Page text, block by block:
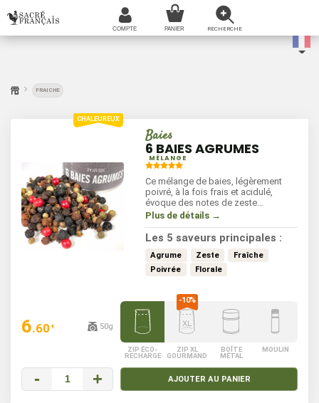
FRAICHE
Baies
6 BAIES AGRUMES
MÉLANGE
Ce mélange de baies, légèrement
poivré, à la fois frais et acidulé,
évoque des notes de zeste
d'agrumes et de fleurs. Il se
goût subtil. Idéal pour rehausser vos
poissons, viandes blanches,
légumes grillés, marinades, salades,
et sauces, il apporte une explosion
Plus de détails →
Les 5 saveurs principales :
Agrume Zeste
Fraîche
Poivrée
Florale
6.60 € 50g
ZIP ÉCO-
RECHARGE
ZIP XL
GOURMAND
BOÎTE
MÉTAL
MOULIN
- + AJOUTER AU PANIER